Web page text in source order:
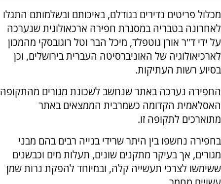
מכלול פריטים נדירים בגודלם, באיכותם ובשלמותם התגלו
לאחרונה בטבריה במסגרת חפירה ארכאולוגית שנערכה
על ידי ד"ר אורן גוטפלד, מיכל הבר וטל רוגובסקי מהמכון
לארכיאולוגיה של האוניברסיטה העברית בירושלים, וכן
בסיוע רשות העתיקות.
החפירה נערכה באתר שנחשב לשכונת מגורים מהתקופה
האסלאמית הקדומה כשמרבית הממצאים באתר
מתוארכים לתקופה זו.
בחפירה נחשפו בין היתר שרידי בנייה רבים בהם מבני
מגורים, אך בעיקר מתקנים שונים, תעלות מים וכבשנים
ששימשו לצרכי תעשייה קלה, ובמיוחד להפקת נרות שמן